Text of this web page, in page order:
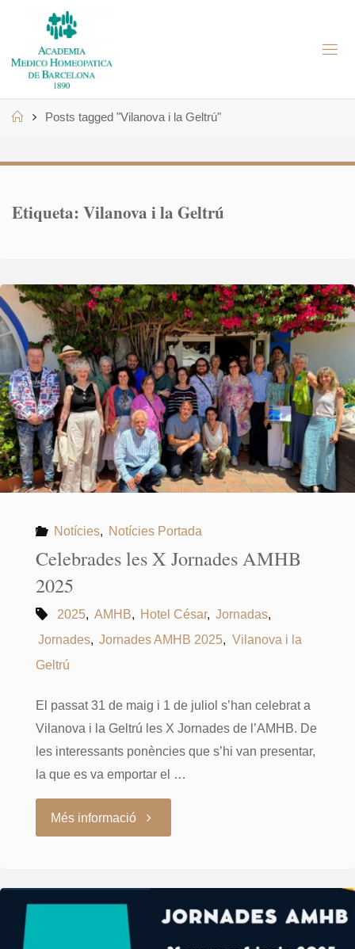
content
B
HomePosts tagged "Vilanova i la Geltrú"
Etiqueta:Vilanova i la Geltrú
Notícies, Notícies Portada
Celebrades les X Jornades AMHB
2025
2025, AMHB, Hotel César, Jornadas,
Jornades, Jornades AMHB 2025, Vilanova i la
Geltrú
El passat 31 de maig i 1 de juliol s’han celebrat a
Vilanova i la Geltrú les X Jornades de l’AMHB. De
les interessants ponències que s’hi van presentar,
la que es va emportar el …
Més informació"Celebrades
X